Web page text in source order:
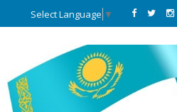
Select Language ▼